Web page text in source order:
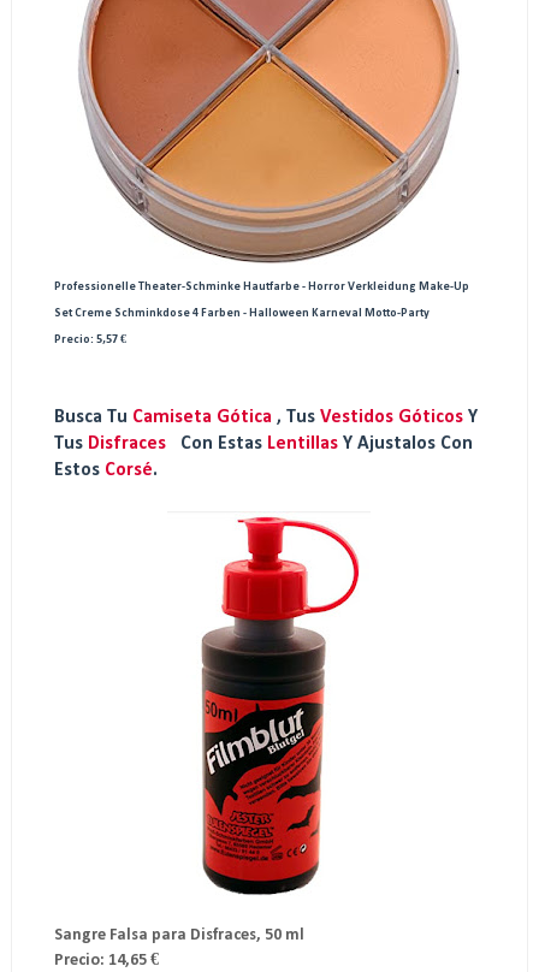
Professionelle Theater-Schminke Hautfarbe - Horror Verkleidung Make-Up
Set Creme Schminkdose 4 Farben - Halloween Karneval Motto-Party
Precio: 5,57 €
Busca Tu Camiseta Gótica , Tus Vestidos Góticos Y
Tus DisfracesCon EstasLentillasY Ajustalos Con
Estos Corsé.
Sangre Falsa para Disfraces, 50 ml
Precio: 14,65 €